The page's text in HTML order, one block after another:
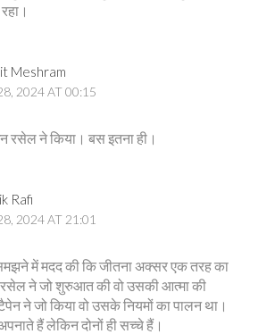
Meshram
2024 AT 00:15
रसेल ने किया। बस इतना ही।
Rafi
2024 AT 21:01
में मदद की कि जीतना अक्सर एक तरह का
रसेल ने जो शुरुआत की वो उसकी आत्मा की
ने जो किया वो उसके नियमों का पालन था।
हैं लेकिन दोनों ही सच्चे हैं।